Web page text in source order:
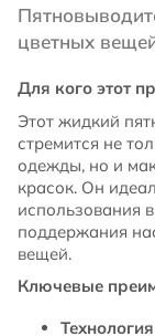
цветных
Для кого этот
Этот жидкий
стремится не
одежды, но и
красок. Он
использования
поддержания
вещей.
Ключевые